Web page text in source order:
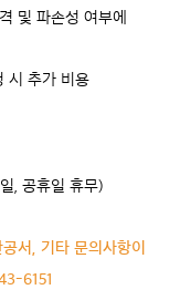
및 파손성 여부에
시 추가 비용
, 공휴일 휴무)
서, 기타 문의사항이
6151